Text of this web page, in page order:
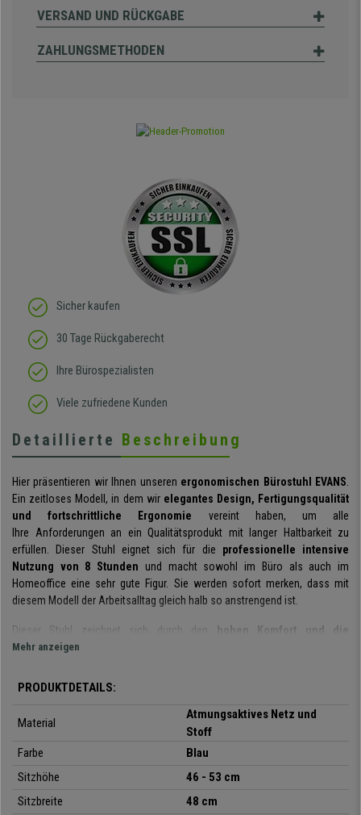
VERSAND UND RÜCKGABE
ZAHLUNGSMETHODEN
Sicher kaufen
30 Tage Rückgaberecht
Ihre Bürospezialisten
Viele zufriedene Kunden
Detaillierte Beschreibung
Hier präsentieren wir Ihnen unseren ergonomischen Bürostuhl EVANS.
Ein zeitloses Modell, in dem wirelegantes Design, Fertigungsqualität
und fortschrittliche Ergonomie vereint haben, um alle
Ihre Anforderungen an ein Qualitätsprodukt mit langer Haltbarkeit zu
erfüllen. Dieser Stuhl eignet sich für die professionelle intensive
Nutzung von 8 Stunden und macht sowohl im Büro als auch im
Homeoffice eine sehr gute Figur. Sie werden sofort merken, dass mit
diesem Modell der Arbeitsalltag gleich halb so anstrengend ist.
Dieser Stuhl zeichnet sich durch den hohen Komfort und die
innovativen Verstellmöglichkeiten
gesamten Arbeitstages eine korrekte Haltung einzunehmen.
Zum maximalen Komfortgefühl trägt auch die
fortschrittliche
bei. Beim Neigen der Rückenlehne
beweg sich der Sitz synchron mit und sorgt so für mehr
das Körpergewicht des Nutzers eingestellt werden und bei Bedarf lässt
sich die Rückenlehne auch in der Ausgangsposition fixieren.
Mehr anzeigen
PRODUKTDETAILS:
Material
Atmungsaktives Netz und
Stoff
Farbe
Blau
Sitzhöhe
46 - 53 cm
Sitzbreite
48 cm